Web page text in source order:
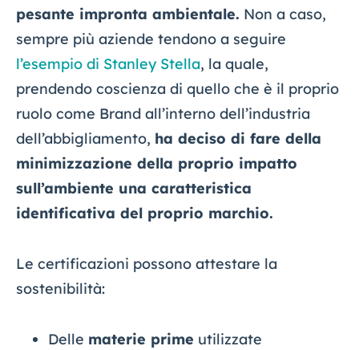
pesante impronta ambientale. Non a caso,
sempre più aziende tendono a seguire
l’esempio di Stanley Stella, la quale,
prendendo coscienza di quello che è il proprio
ruolo come Brand all’interno dell’industria
dell’abbigliamento, ha deciso di fare della
minimizzazione della proprio impatto
sull’ambiente una caratteristica
identificativa del proprio marchio.
Le certificazioni possono attestare la
sostenibilità:
Delle materie prime utilizzate